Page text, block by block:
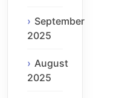
September
2025
August
2025